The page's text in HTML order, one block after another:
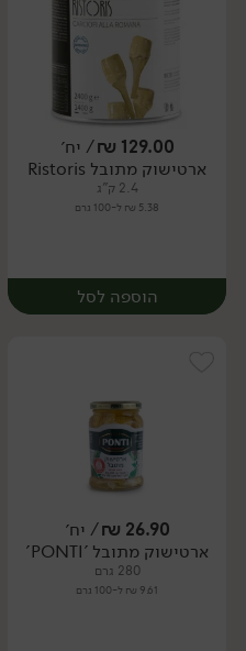
יח׳
129.00
₪/ יח׳
ארטישוק מתובל Ristoris
2.4 ק"ג
5.38 ₪ ל-100 גרם
הוספה לסל
יח׳
26.90
₪/ יח׳
ארטישוק מתובל 'PONTI'
280 גרם
9.61 ₪ ל-100 גרם